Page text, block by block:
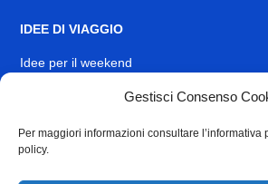
Gestisci Consenso
Per maggiori informazioni consultare l’informativa
policy.
IDEE DI VIAGGIO
Idee per il weekend
INFO
News